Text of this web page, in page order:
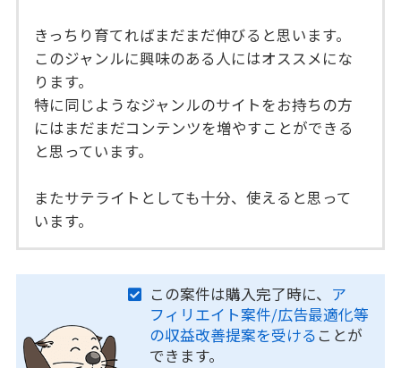
きっちり育てればまだまだ伸びると思います。
このジャンルに興味のある人にはオススメにな
ります。
特に同じようなジャンルのサイトをお持ちの方
にはまだまだコンテンツを増やすことができる
と思っています。
またサテライトとしても十分、使えると思って
います。
この案件は購入完了時に、 ア
フィリエイト案件/広告最適化等
の収益改善提案を受ける ことが
できます。